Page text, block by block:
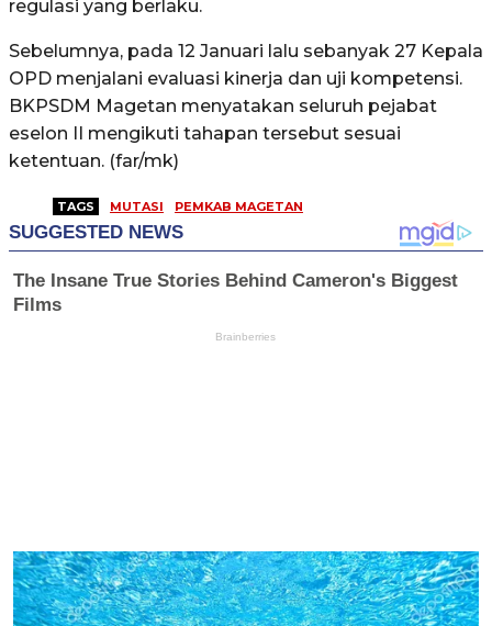
regulasi yang berlaku.
Sebelumnya, pada 12 Januari lalu sebanyak 27 Kepala
OPD menjalani evaluasi kinerja dan uji kompetensi.
BKPSDM Magetan menyatakan seluruh pejabat
eselon II mengikuti tahapan tersebut sesuai
ketentuan. (far/mk)
TAGS MUTASI PEMKAB MAGETAN